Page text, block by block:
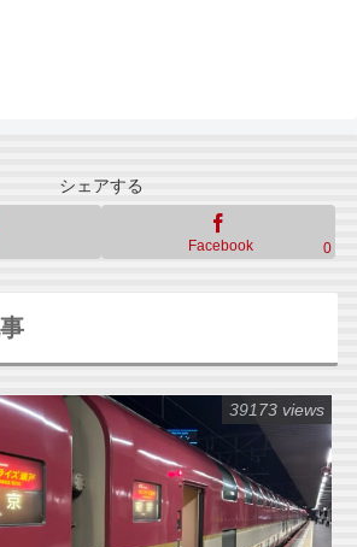
シェアする
Facebook 0
39173 views